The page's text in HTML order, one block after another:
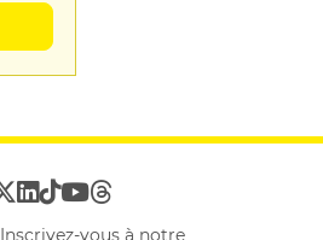
Inscrivez-vous à notre